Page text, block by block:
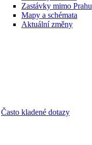
Zastávky mimo Prahu
Mapy a schémata
Aktuální změny
Často kladené dotazy